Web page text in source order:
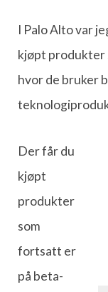
I Palo Alto var
kjøpt produkter
hvor de bruker
Der får du
kjøpt
produkter
som
fortsatt er
på beta-